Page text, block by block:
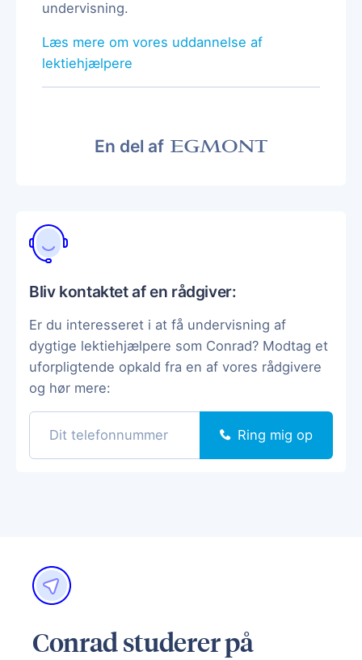
undervisning.
Læs mere om vores uddannelse af
lektiehjælpere
En del af
Bliv kontaktet af en rådgiver:
Er du interesseret i at få undervisning af
dygtige lektiehjælpere som Conrad? Modtag et
uforpligtende opkald fra en af vores rådgivere
og hør mere:
Ring mig op
Conrad studerer på